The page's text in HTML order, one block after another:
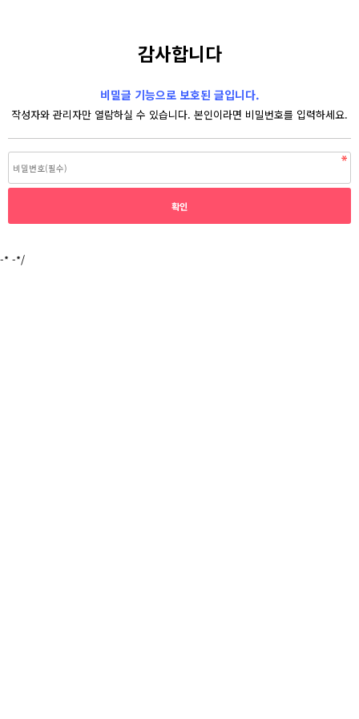
감사합니다
비밀글 기능으로 보호된 글입니다.
작성자와 관리자만 열람하실 수 있습니다. 본인이라면 비밀번호를 입력하세요.
-* -*/